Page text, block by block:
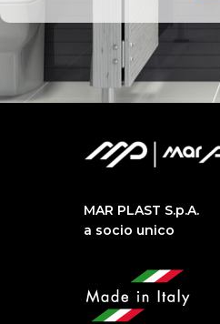
MAR PLAST S.p.A.
a socio unico